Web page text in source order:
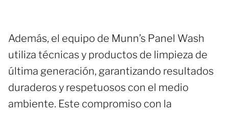
Además, el equipo de Munn’s Panel Wash
utiliza técnicas y productos de limpieza de
última generación, garantizando resultados
duraderos y respetuosos con el medio
ambiente. Este compromiso con la